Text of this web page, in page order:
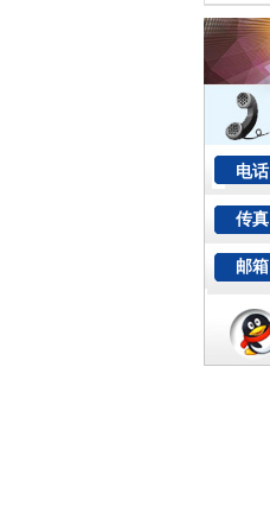
电话
传真
邮箱